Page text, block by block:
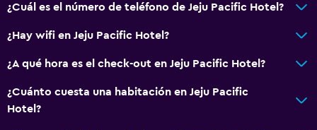
Comedor
Menús para dietas especiales (bajo petición)
¿Cuál es el número de teléfono de Jeju Pacific Hotel?
¿Hay wifi en Jeju Pacific Hotel?
¿A qué hora es el check-out en Jeju Pacific Hotel?
¿Cuánto cuesta una habitación en Jeju Pacific
Hotel?